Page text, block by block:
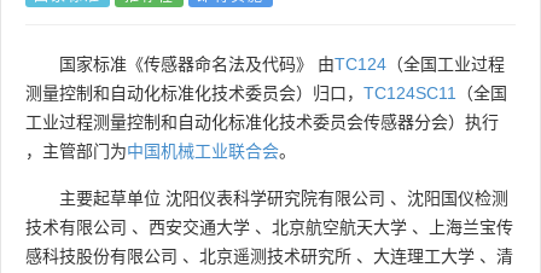
国外标准 技术委员会
国家标准《传感器命名法及代码》 由TC124 （全国工业过程
测量控制和自动化标准化技术委员会）归口， TC124SC11
（全国
工业过程测量控制和自动化标准化技术委员会传感器分会）执行
，主管部门为中国机械工业联合会。
主要起草单位 沈阳仪表科学研究院有限公司 、 沈阳国仪检测
技术有限公司 、 西安交通大学 、 北京航空航天大学 、
上海兰宝传
感科技股份有限公司 、 北京遥测技术研究所 、 大连理工大学 、 清